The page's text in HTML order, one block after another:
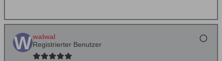
walwal
Registrierter Benutzer